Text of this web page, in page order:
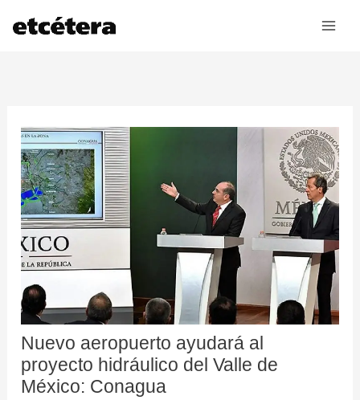
Nuevo aeropuerto ayudará al
proyecto hidráulico del Valle de
México: Conagua